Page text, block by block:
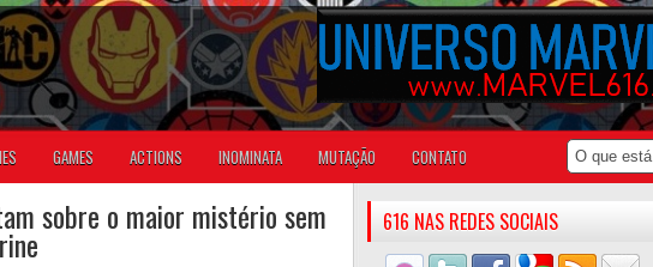
GAMES ACTIONS INOMINATA MUTAÇÃO CONTATO
sobre o maior mistério sem 616 NAS REDES SOCIAIS